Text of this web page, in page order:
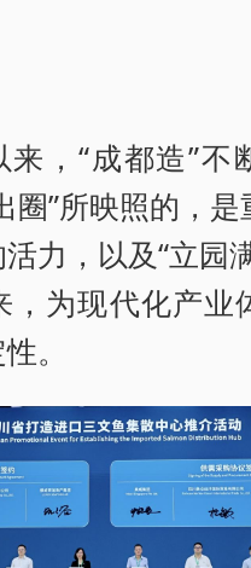
来，“成都造”不
圈”所映照的，
力，以及“立园
，为现代化产业
。